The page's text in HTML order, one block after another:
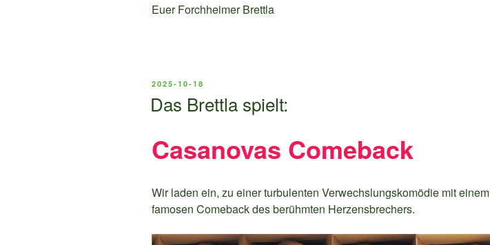
Euer Forchheimer Brettla
VERÖFFENTLICHT
2025-10-18
Das Brettla spielt:
Casanovas Comeback
Wir laden ein, zu einer turbulenten Verwechslungskomödie mit einem
famosen Comeback des berühmten Herzensbrechers.